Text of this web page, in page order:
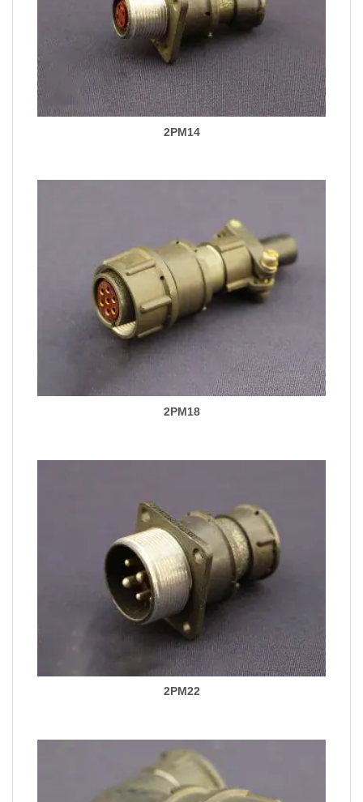
2PM14
2PM18
2PM22